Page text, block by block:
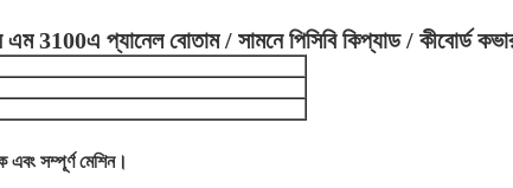
3100এ প্যানেল বোতাম / সামনে পিসিবি কিপ্যাড / কীবোর্ড
এবং সম্পূর্ণ মেশিন।